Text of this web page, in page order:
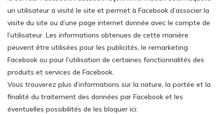
un utilisateur a visité le site et permet à Facebook d’associer la
visite du site ou d’une page internet donnée avec le compte de
l’utilisateur. Les informations obtenues de cette manière
peuvent être utilisées pour les publicités, le remarketing
Facebook ou pour l’utilisation de certaines fonctionnalités des
produits et services de Facebook.
Vous trouverez plus d’informations sur la nature, la portée et la
finalité du traitement des données par Facebook et les
éventuelles possibilités de les bloquer ici: